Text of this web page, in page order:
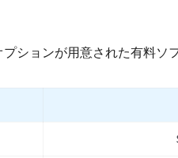
ションが用意された有料ソ